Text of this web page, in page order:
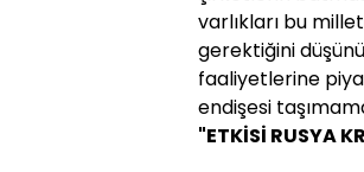
varlıkları bu
gerektiğini
faaliyetlerine
endişesi
"ETKİSİ RUSYA